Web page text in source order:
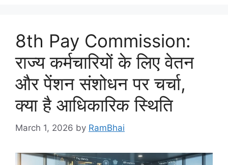
8th Pay Commission:
राज्य कर्मचारियों के लिए वेतन
और पेंशन संशोधन पर चर्चा,
क्या है आधिकारिक स्थिति
March 1, 2026 by RamBhai